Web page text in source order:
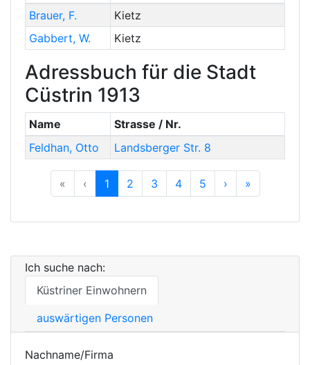
Brauer, F.
Kietz
Gabbert, W. Kietz
Adressbuch für die Stadt
Cüstrin 1913
Name
Strasse / Nr.
Feldhan, Otto Landsberger Str. 8
« Previous
‹Previous
1 2 3 4 5 ›Next
»Previous
Ich suche nach:
Küstriner Einwohnern
auswärtigen Personen
Nachname/Firma